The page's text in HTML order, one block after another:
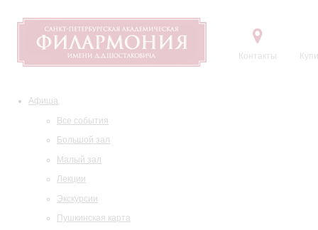
Контакты
Афиша
Все события
Большой зал
Малый зал
Лекции
Экскурсии
Пушкинская карта